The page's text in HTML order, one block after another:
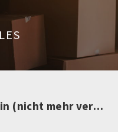
Wohnung zum Kauf in Berlin (nicht mehr verfügbar)